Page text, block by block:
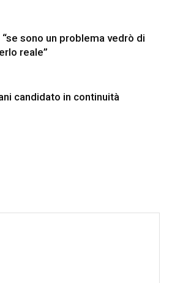
“se sono un problema vedrò di
reale”
candidato in continuità